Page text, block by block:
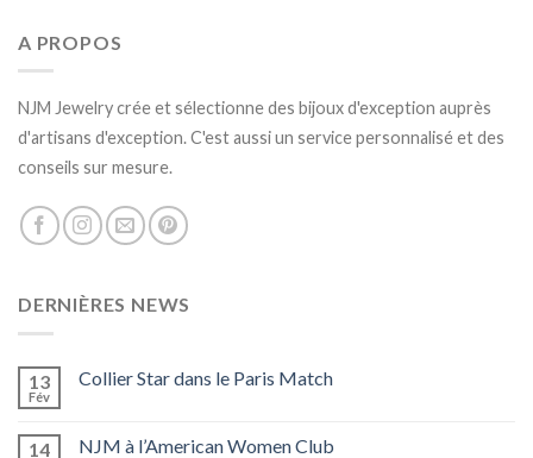
A PROPOS
NJM Jewelry crée et sélectionne des bijoux d'exception auprès
d'artisans d'exception. C'est aussi un service personnalisé et des
conseils sur mesure.
DERNIÈRES NEWS
13
Fév
Collier Star dans le Paris Match
14 NJM à l’American Women Club